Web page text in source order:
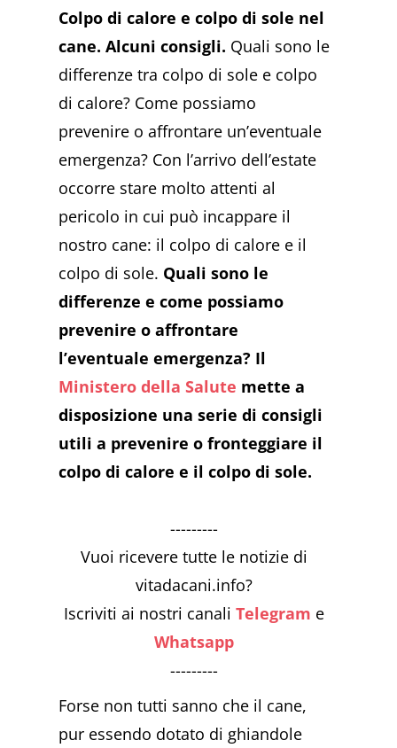
Colpo di calore e colpo di sole nel
cane. Alcuni consigli. Quali sono le
differenze tra colpo di sole e colpo
di calore? Come possiamo
prevenire o affrontare un’eventuale
emergenza? Con l’arrivo dell’estate
occorre stare molto attenti al
pericolo in cui può incappare il
nostro cane: il colpo di calore e il
colpo di sole. Quali sono le
differenze e come possiamo
prevenire o affrontare
l’eventuale emergenza? Il
Ministero della Salute mette a
disposizione una serie di consigli
utili a prevenire o fronteggiare il
colpo di calore e il colpo di sole.
---------
Vuoi ricevere tutte le notizie di
vitadacani.info?
Iscriviti ai nostri canaliTelegram e
Whatsapp
---------
Forse non tutti sanno che il cane,
pur essendo dotato di ghiandole